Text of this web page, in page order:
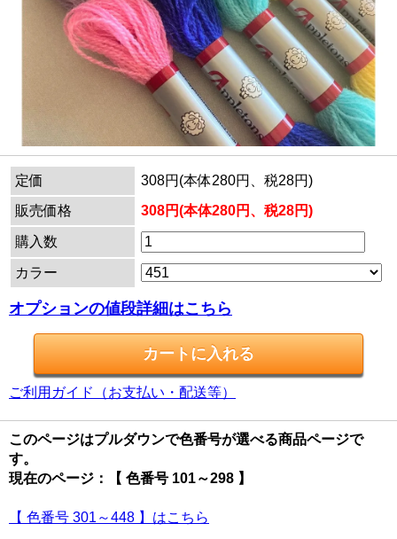
定価
308円(本体280円、税28円)
販売価格
308円(本体280円、税28円)
購入数
カラー
オプションの値段詳細はこちら
ご利用ガイド（お支払い・配送等）
このページはプルダウンで色番号が選べる商品ページで
す。
現在のページ：【 色番号 101～298 】
【 色番号 301～448 】はこちら